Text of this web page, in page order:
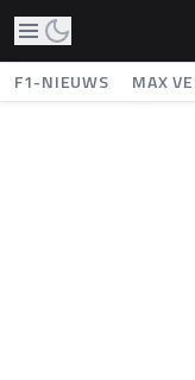
F1-NIEUWS MAX